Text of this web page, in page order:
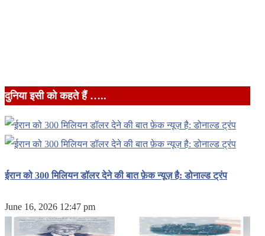
दुनिया इसी को कहते हैं …..
ईरान को 300 मिलियन डॉलर देने की बात फ़ेक न्यूज़ है: डोनाल्ड ट्रंप
June 16, 2026 12:47 pm